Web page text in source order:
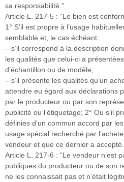
sa responsabilité.”
Article L. 217-5 : “Le bien est
1° S’il est propre à l’usage
semblable et, le cas échéant:
– s’il correspond à la description
les qualités que celui-ci a
d’échantillon ou de modèle;
– s’il présente les qualités qu’un
attendre eu égard aux déclarations
par le producteur ou par son
publicité ou l’étiquetage; 2° Ou s’il
définies d’un commun accord par
usage spécial recherché par
vendeur et que ce dernier a
Article L. 217-6 : “Le vendeur n’est
publiques du producteur ou de son
ne les connaissait pas et n’était